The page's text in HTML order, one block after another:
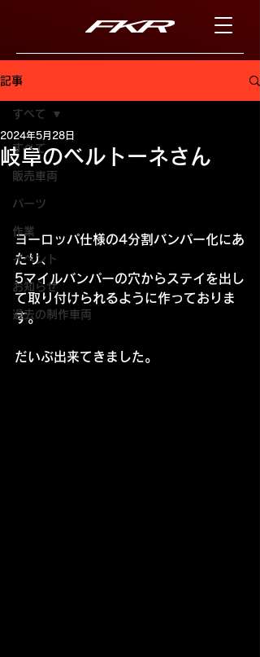
記事
すべて
販売車両
パーツ
作業
イベント
お知らせ
過去の制作車両
すべて
岐阜のベルトーネさん
2024年5月28日
ヨーロッパ仕様の4分割バンパー化にあ
たり、
5マイルバンパーの穴からステイを出し
て取り付けられるように作っておりま
す。
だいぶ出来てきました。